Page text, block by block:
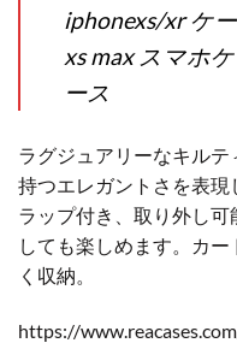
iphonexs/xr ケ
xs max スマホ
ース
ラグジュアリーなキル
持つエレガントさを表現
ラップ付き、取り外し
しても楽しめます。カ
く収納。
https://